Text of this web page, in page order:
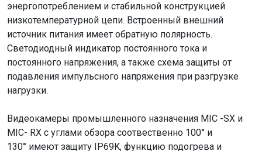
энергопотреблением и стабильной конструкцией
низкотемпературной цепи. Встроенный внешний
источник питания имеет обратную полярность.
Светодиодный индикатор постоянного тока и
постоянного напряжения, а также схема защиты от
подавления импульсного напряжения при разгрузке
нагрузки.
Видеокамеры промышленного назначения MIC -SX и
MIC- RX с углами обзора соотвественно 100° и
130° имеют защиту IP69K, функцию подогрева и